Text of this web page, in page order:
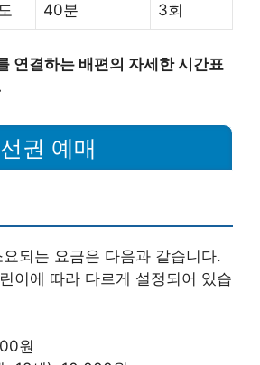
40분 3회
연결하는 배편의 자세한 시간표
권 예매
되는 요금은 다음과 같습니다.
이에 따라 다르게 설정되어 있습
원